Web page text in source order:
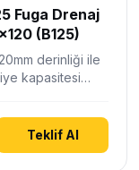
Fuga Drenaj
(B125)
derinliği ile
kapasitesi
Teklif Al